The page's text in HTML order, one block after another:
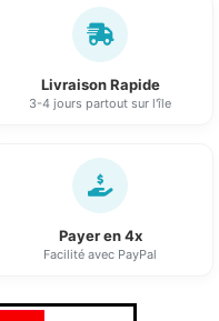
Livraison Rapide
3-4 jours partout sur l'île
Payer en 4x
Facilité avec PayPal